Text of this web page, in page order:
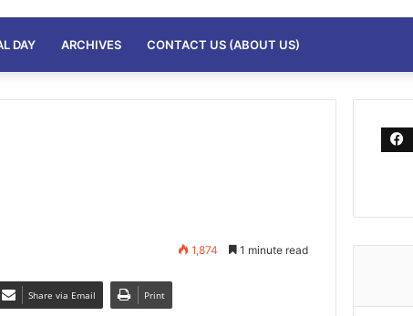
DAY ARCHIVES CONTACT US (ABOUT US)
1,874 1 minute read
Share via Email Print